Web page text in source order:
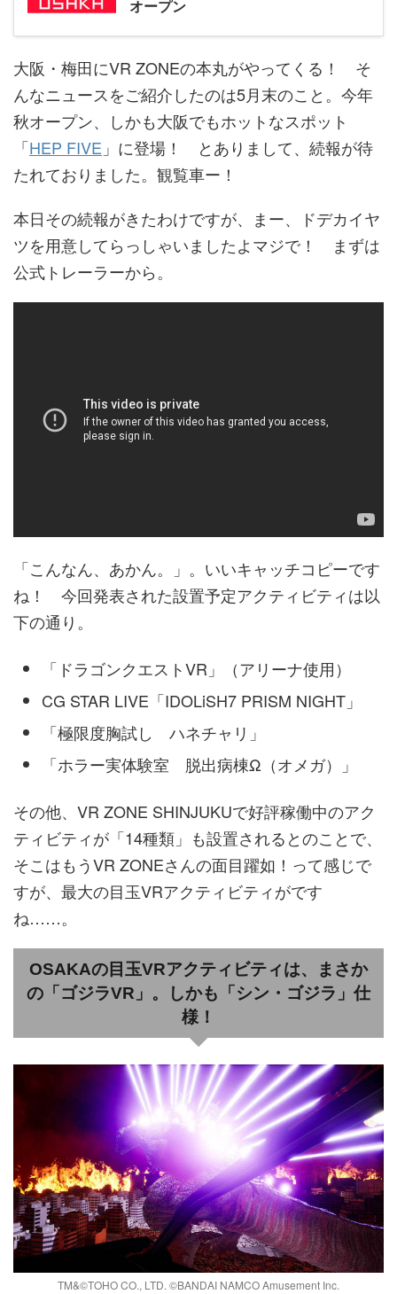
オープン
大阪・梅田にVR ZONEの本丸がやってくる！ そ
んなニュースをご紹介したのは5月末のこと。今年
秋オープン、しかも大阪でもホットなスポット
「HEP FIVE 」に登場！ とありまして、続報が待
たれておりました。観覧車ー！
本日その続報がきたわけですが、まー、ドデカイヤ
ツを用意してらっしゃいましたよマジで！ まずは
公式トレーラーから。
「こんなん、あかん。」。いいキャッチコピーです
ね！ 今回発表された設置予定アクティビティは以
下の通り。
「ドラゴンクエストVR」（アリーナ使用）
CG STAR LIVE「IDOLiSH7 PRISM NIGHT」
「極限度胸試し ハネチャリ」
「ホラー実体験室 脱出病棟Ω（オメガ）」
その他、VR ZONE SHINJUKUで好評稼働中のアク
ティビティが「14種類」も設置されるとのことで、
そこはもうVR ZONEさんの面目躍如！って感じで
すが、最大の目玉VRアクティビティがです
ね……。
OSAKAの目玉VRアクティビティは、まさか
の「ゴジラVR」。しかも「シン・ゴジラ」仕
様！
TM&©TOHO CO., LTD. ©BANDAI NAMCO Amusement Inc.